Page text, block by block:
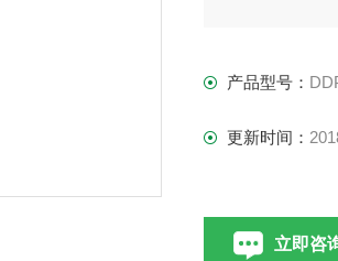
产品型号：
更新时间：
立即咨